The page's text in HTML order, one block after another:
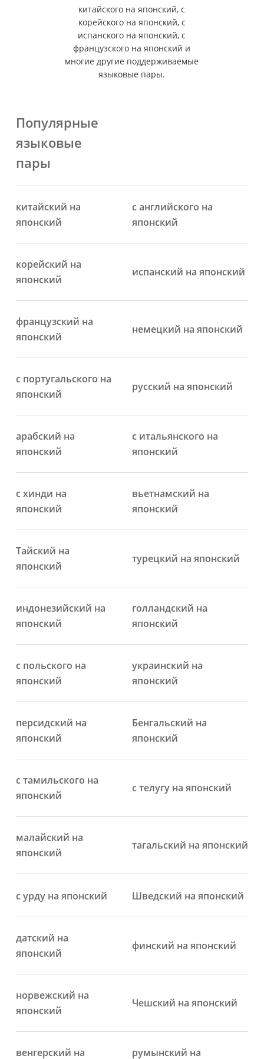
китайского на японский, с
корейского на японский, с
испанского на японский, с
французского на японский и
многие другие поддерживаемые
языковые пары.
Популярные
языковые
пары
китайский на
японский
с английского на
японский
корейский на
японский
испанский на японский
французский на
японский
немецкий на японский
с португальского на
японский
русский на японский
арабский на
японский
с итальянского на
японский
с хинди на
японский
вьетнамский на
японский
Тайский на
японский
турецкий на японский
индонезийский на
японский
голландский на
японский
с польского на
японский
украинский на
японский
персидский на
японский
Бенгальский на
японский
с тамильского на
японский
с телугу на японский
малайский на
японский
тагальский на японский
с урду на японский Шведский на японский
датский на
японский
финский на японский
норвежский на
японский
Чешский на японский
венгерский на румынский на